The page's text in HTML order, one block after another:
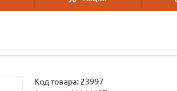
Код товара: 23997